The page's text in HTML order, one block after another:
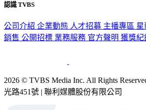
認識 TVBS
公司介紹 企業動態 人才招募 主播專區 星
銷售 公開招標 業務服務 官方聲明 獲獎紀
2026 © TVBS Media Inc. All Rights
光路451號 | 聯利媒體股份有限公司